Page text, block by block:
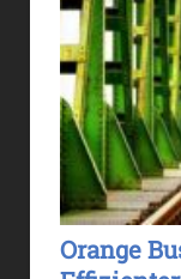
Orange